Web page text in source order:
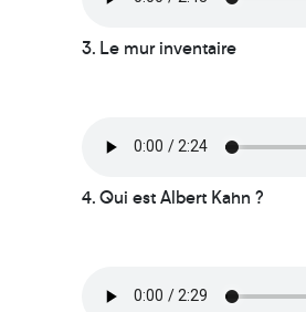
3. Le mur inventaire
4. Qui est Albert Kahn ?